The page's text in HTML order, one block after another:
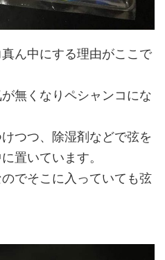
ん中にする理由がここで
無くなりペシャンコにな
つつ、除湿剤などで弦を
置いています。
でそこに入っていても弦